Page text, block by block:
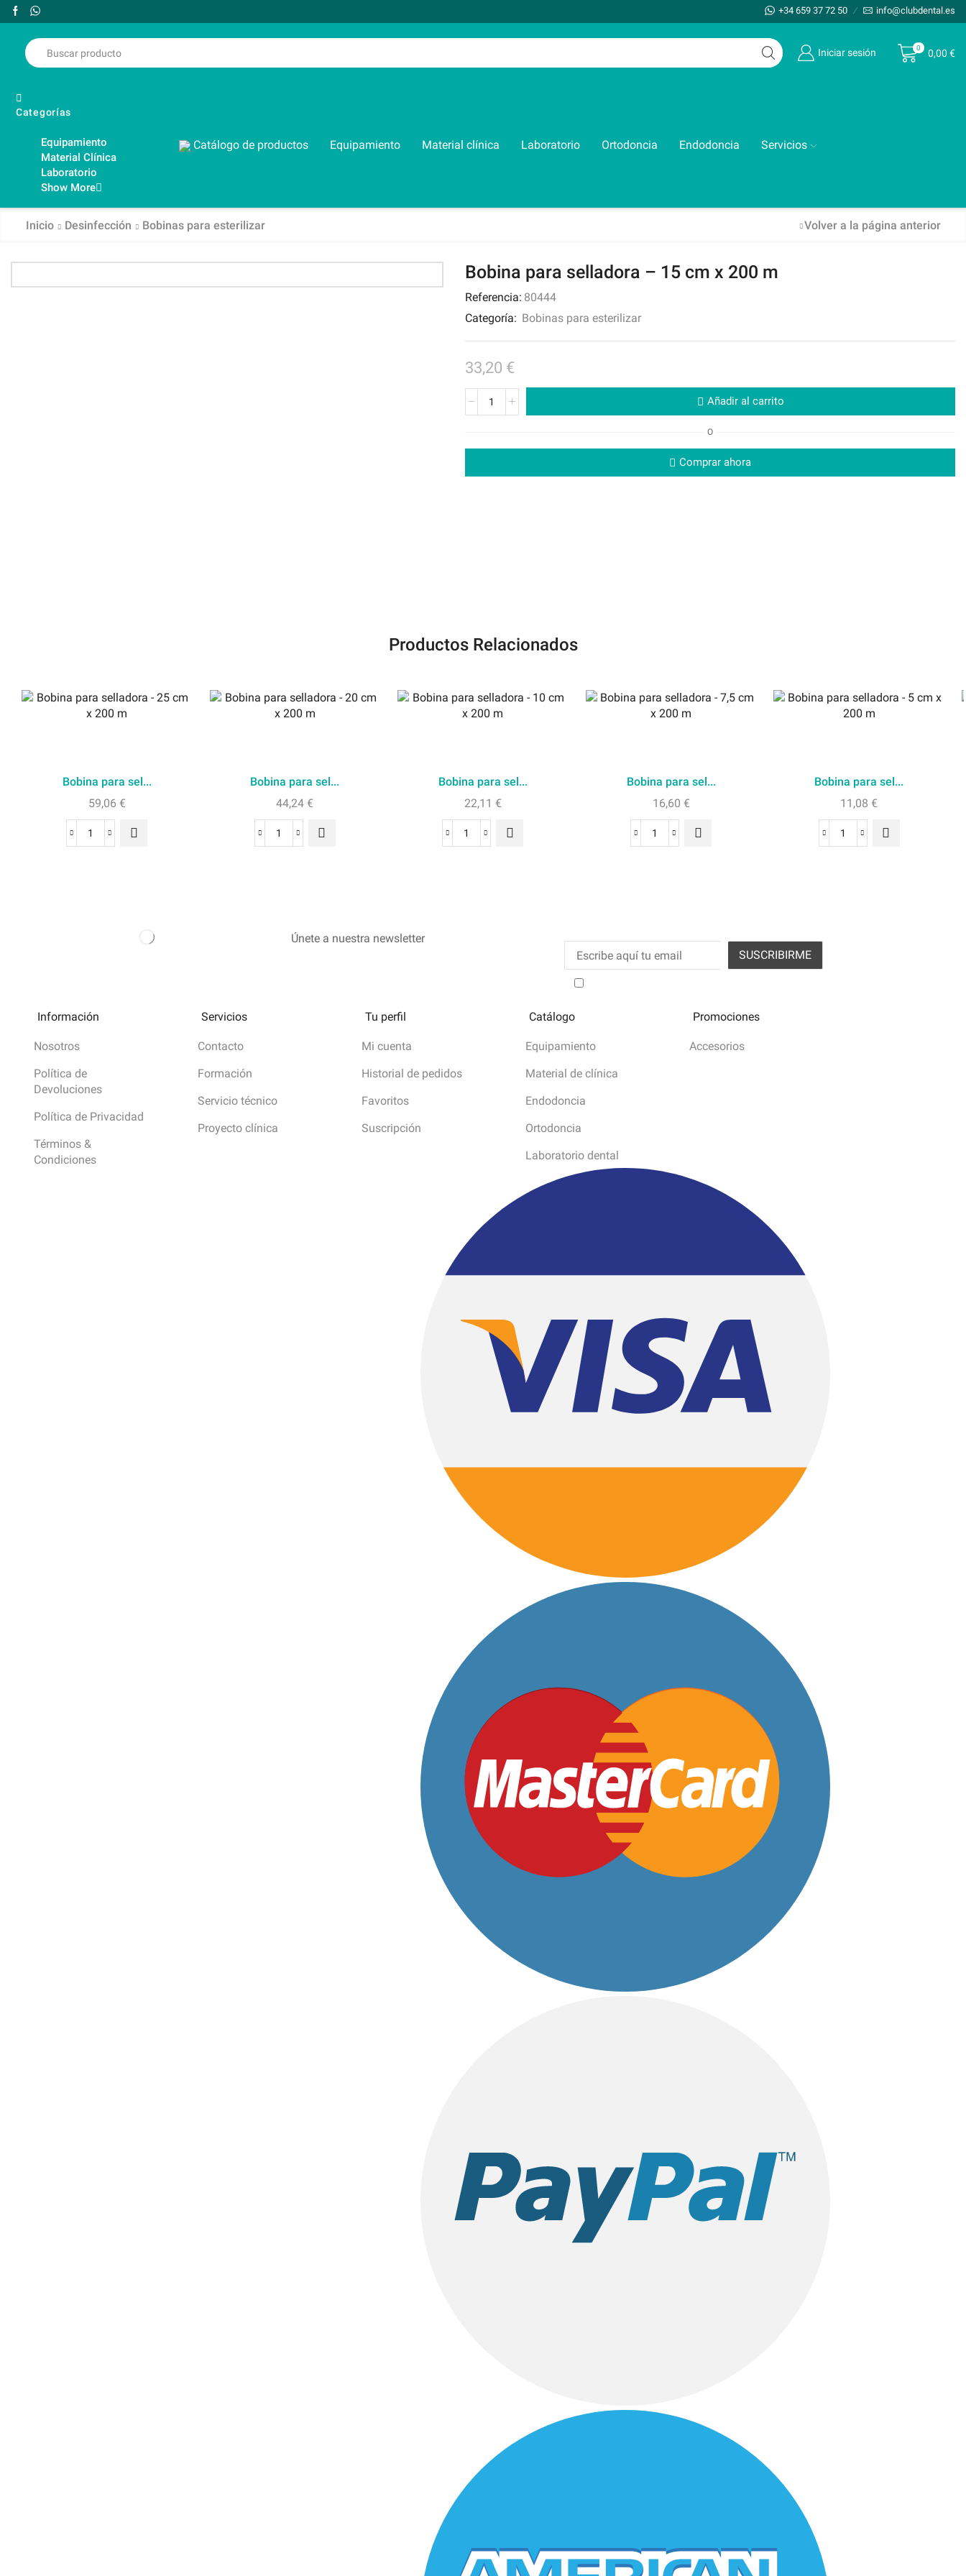
+34 659 37 72 50 info@clubdental.es
Iniciar sesión 0 0,00 €
Categorías
Equipamiento
Material Clínica
Laboratorio
Show More
Catálogo de productos Equipamiento Material clínica Laboratorio Ortodoncia Endodoncia Servicios
Inicio Desinfección Bobinas para esterilizar Volver a la página anterior
Bobina para selladora – 15 cm x 200 m
Referencia: 80444
Categoría: Bobinas para esterilizar
33,20 €
Añadir al carrito
O
Comprar ahora
Productos Relacionados
Bobina para sel...
59,06 €
Bobina para sel...
44,24 €
Bobina para sel...
22,11 €
Bobina para sel...
16,60 €
Bobina para sel...
11,08 €
Únete a nuestra newsletter
Información
Nosotros
Política de
Devoluciones
Política de Privacidad
Términos &
Condiciones
Servicios
Contacto
Formación
Servicio técnico
Proyecto clínica
Tu perfil
Mi cuenta
Historial de pedidos
Favoritos
Suscripción
Catálogo
Equipamiento
Material de clínica
Endodoncia
Ortodoncia
Laboratorio dental
Promociones
Accesorios